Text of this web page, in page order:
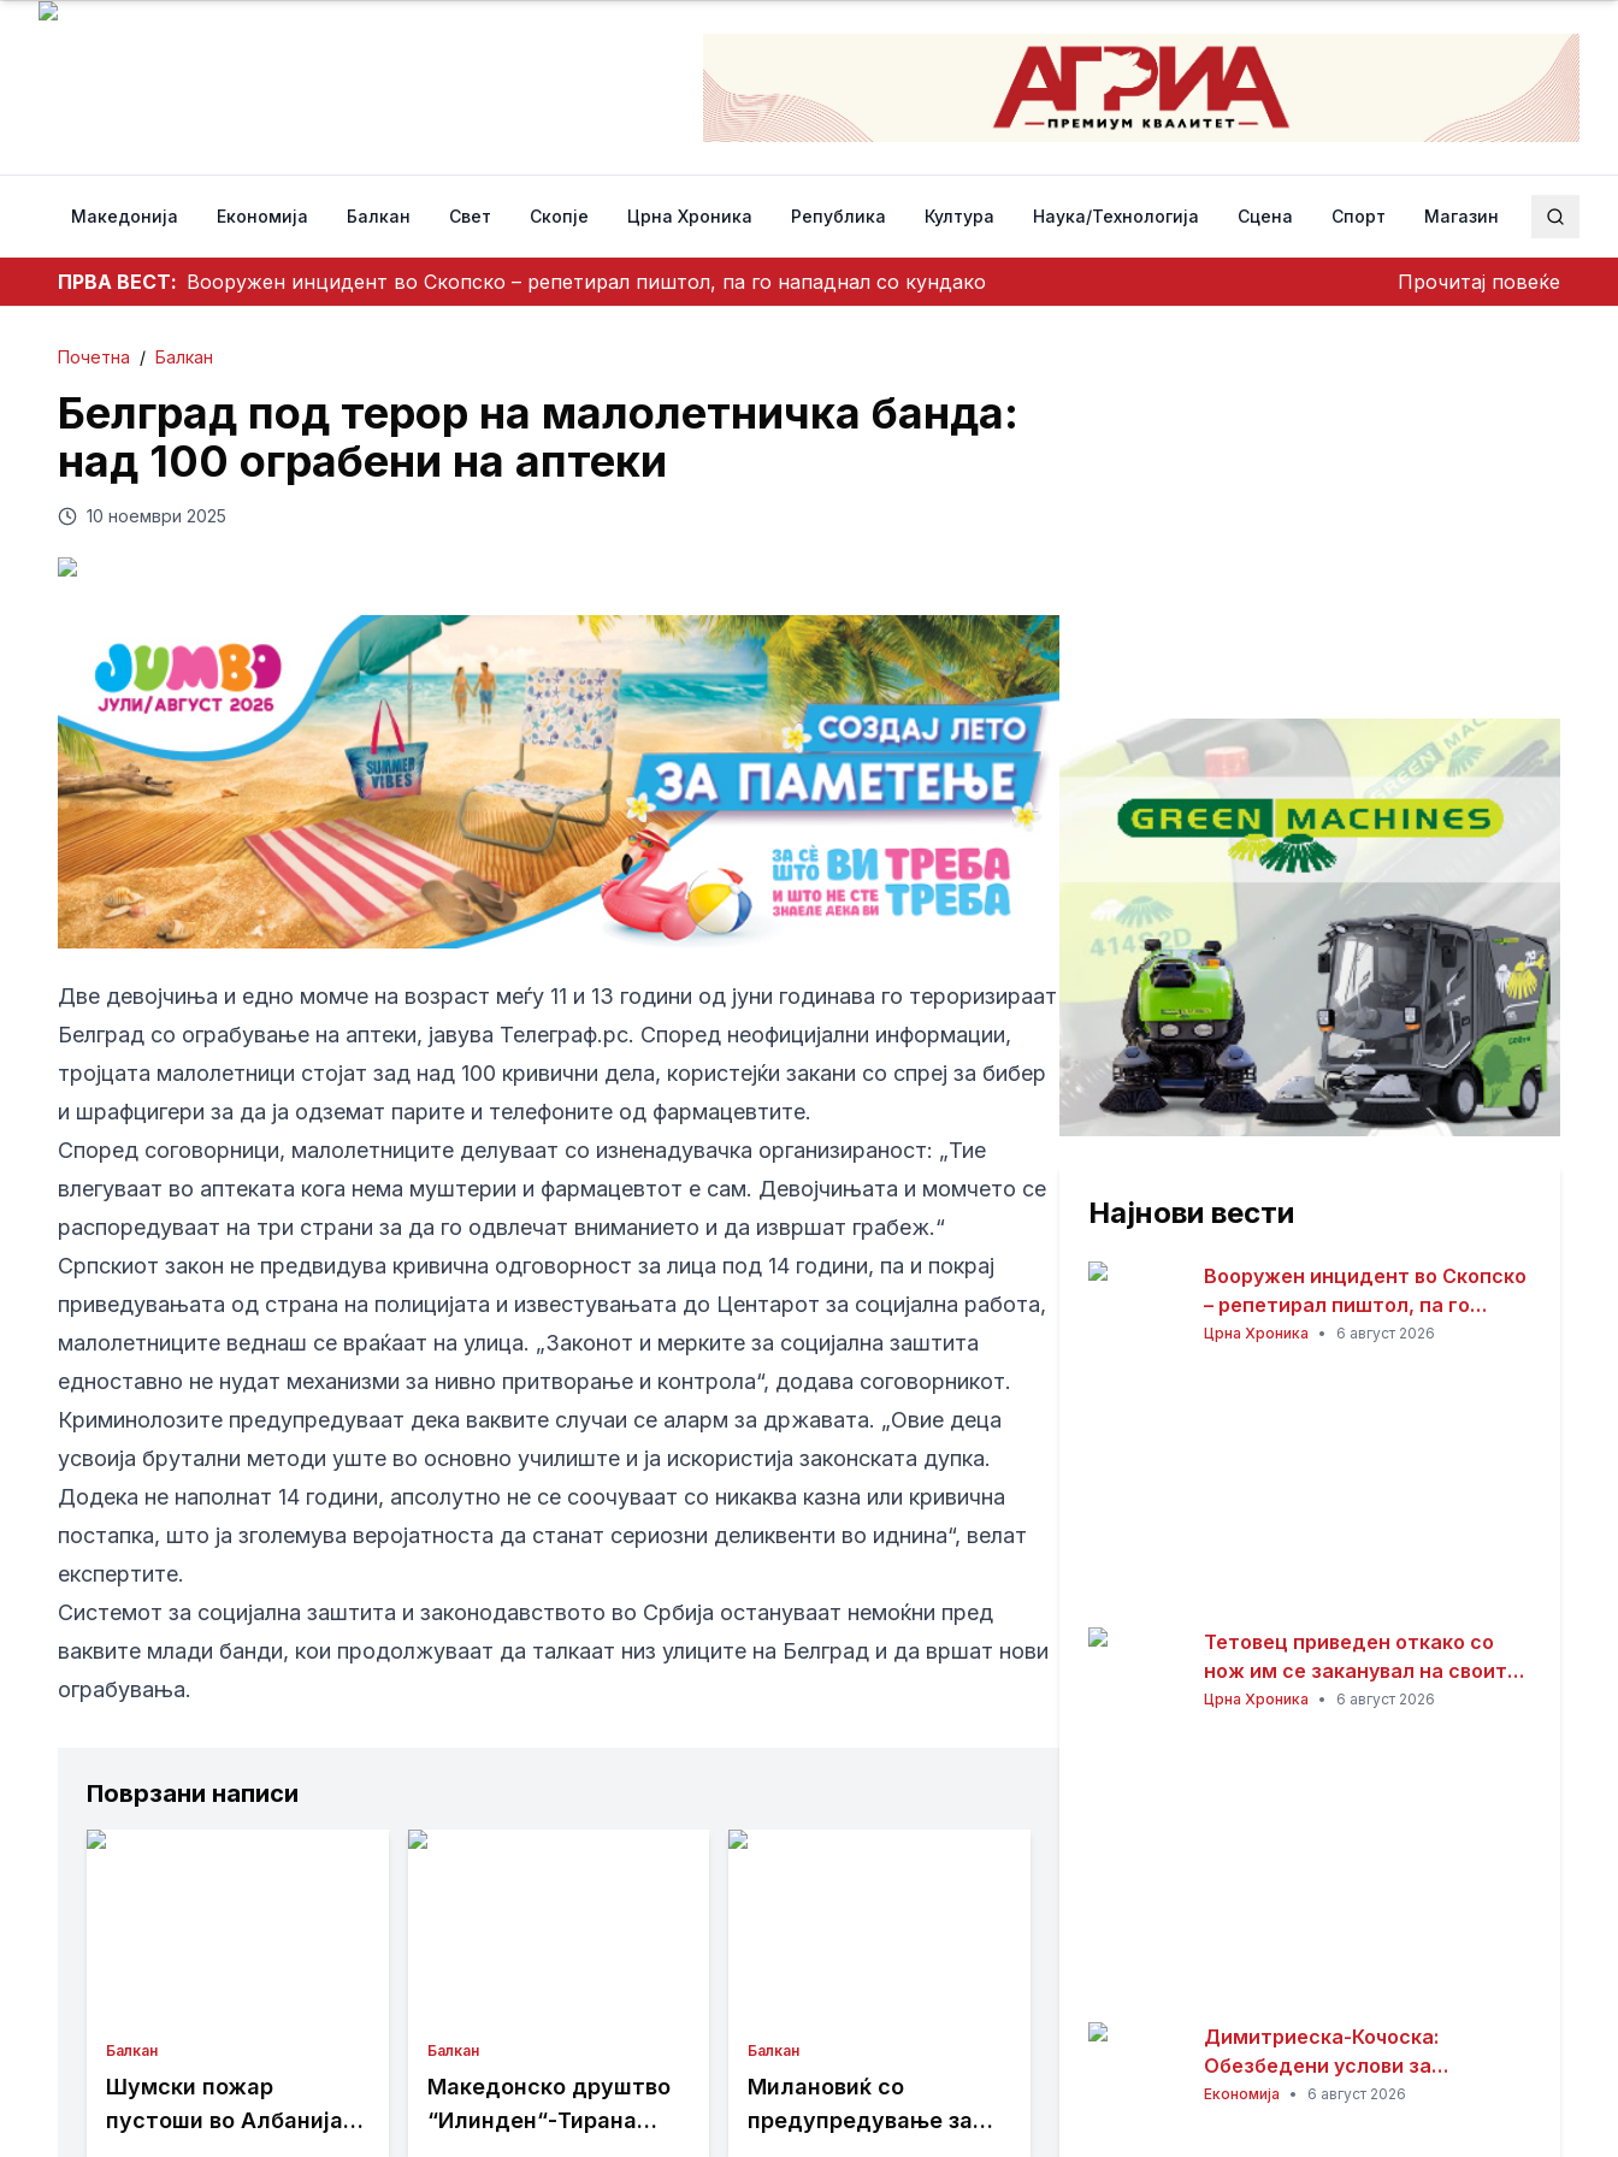
Македонија Економија Балкан Свет Скопје Црна Хроника Република Култура Наука/Технологија Сцена Спорт Магазин
ПРВА ВЕСТ: Вооружен инцидент во Скопско – репетирал пиштол, па го нападнал со кундако Прочитај повеќе
Почетна / Балкан
Белград под терор на малолетничка банда:
над 100 ограбени на аптеки
10 ноември 2025
Две девојчиња и едно момче на возраст меѓу 11 и 13 години од јуни годинава го тероризираат
Белград со ограбување на аптеки, јавува Телеграф.рс. Според неофицијални информации,
тројцата малолетници стојат зад над 100 кривични дела, користејќи закани со спреј за бибер
и шрафцигери за да ја одземат парите и телефоните од фармацевтите.
Според соговорници, малолетниците делуваат со изненадувачка организираност: „Тие
влегуваат во аптеката кога нема муштерии и фармацевтот е сам. Девојчињата и момчето се
распоредуваат на три страни за да го одвлечат вниманието и да извршат грабеж.“
Српскиот закон не предвидува кривична одговорност за лица под 14 години, па и покрај
приведувањата од страна на полицијата и известувањата до Центарот за социјална работа,
малолетниците веднаш се враќаат на улица. „Законот и мерките за социјална заштита
едноставно не нудат механизми за нивно притворање и контрола“, додава соговорникот.
Криминолозите предупредуваат дека ваквите случаи се аларм за државата. „Овие деца
усвоија брутални методи уште во основно училиште и ја искористија законската дупка.
Додека не наполнат 14 години, апсолутно не се соочуваат со никаква казна или кривична
постапка, што ја зголемува веројатноста да станат сериозни деликвенти во иднина“, велат
експертите.
Системот за социјална заштита и законодавството во Србија остануваат немоќни пред
ваквите млади банди, кои продолжуваат да талкаат низ улиците на Белград и да вршат нови
ограбувања.
Поврзани написи
Балкан
Шумски пожар
пустоши во Албанија,
Балкан
Македонско друштво
“Илинден“-Тирана
Балкан
Милановиќ со
предупредување за
Најнови вести
Вооружен инцидент во Скопско
– репетирал пиштол, па го
нападнал со кундако
Црна Хроника • 6 август 2026
Тетовец приведен откако со
нож им се заканувал на своите
родители откако не му дале
Црна Хроника • 6 август 2026
Димитриеска-Кочоска:
Обезбедени услови за
продолжување на изградбата
Економија • 6 август 2026